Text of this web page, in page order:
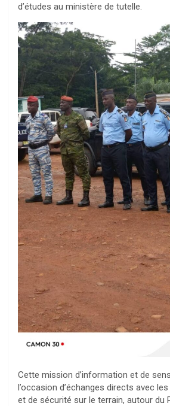
d’études au ministère de tutelle.
Cette mission d’information et de
l’occasion d’échanges directs avec
et de sécurité sur le terrain, autour du